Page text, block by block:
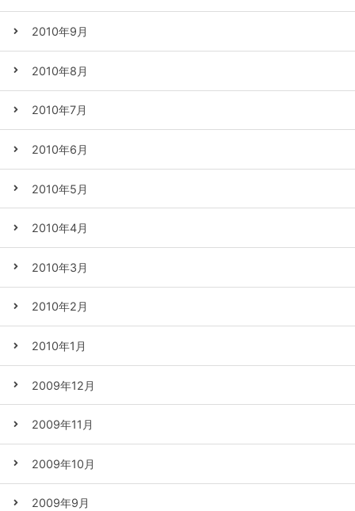
2010年9月
2010年8月
2010年7月
2010年6月
2010年5月
2010年4月
2010年3月
2010年2月
2010年1月
2009年12月
2009年11月
2009年10月
2009年9月